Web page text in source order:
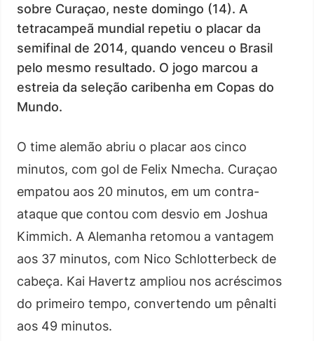
sobre Curaçao, neste domingo (14). A
tetracampeã mundial repetiu o placar da
semifinal de 2014, quando venceu o Brasil
pelo mesmo resultado. O jogo marcou a
estreia da seleção caribenha em Copas do
Mundo.
O time alemão abriu o placar aos cinco
minutos, com gol de Felix Nmecha. Curaçao
empatou aos 20 minutos, em um contra-
ataque que contou com desvio em Joshua
Kimmich. A Alemanha retomou a vantagem
aos 37 minutos, com Nico Schlotterbeck de
cabeça. Kai Havertz ampliou nos acréscimos
do primeiro tempo, convertendo um pênalti
aos 49 minutos.